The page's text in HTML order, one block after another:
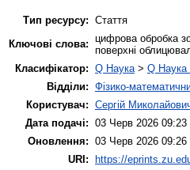
Тип ресурсу: Стаття
Ключові слова: цифрова обробка
поверхні
Класифікатор: Q Наука > Q Наука
Відділи: Фізико-
Користувач: Сергій
Дата подачі: 03 Черв 2026 09:23
Оновлення: 03 Черв 2026 09:26
URI: https://